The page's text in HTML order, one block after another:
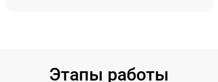
Этапы работы